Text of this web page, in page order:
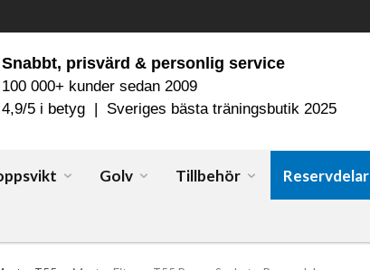
Snabbt, prisvärd & personlig service
100 000+ kunder sedan 2009
4,9/5 i betyg | Sveriges bästa träningsbutik 2025
Golv Tillbehör Reservdelar